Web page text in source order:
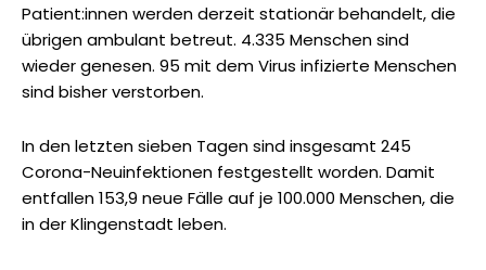
Patient:innen werden derzeit stationär behandelt, die
übrigen ambulant betreut. 4.335 Menschen sind
wieder genesen. 95 mit dem Virus infizierte Menschen
sind bisher verstorben.
In den letzten sieben Tagen sind insgesamt 245
Corona-Neuinfektionen festgestellt worden. Damit
entfallen 153,9 neue Fälle auf je 100.000 Menschen, die
in der Klingenstadt leben.